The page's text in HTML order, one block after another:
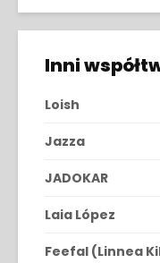
Inni
Loish
Jazza
JADOKAR
Laia López
Feefal (Linnea